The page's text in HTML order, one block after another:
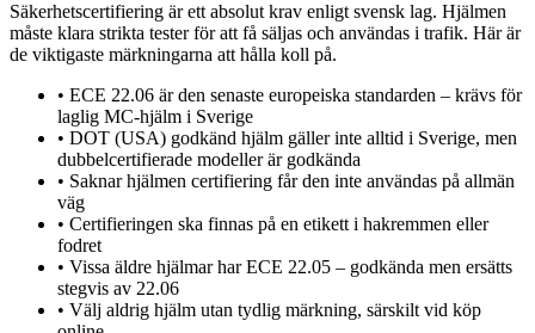
Säkerhetscertifiering är ett absolut krav enligt svensk lag. Hjälmen
måste klara strikta tester för att få säljas och användas i trafik. Här är
de viktigaste märkningarna att hålla koll på.
• ECE 22.06 är den senaste europeiska standarden – krävs för
laglig MC-hjälm i Sverige
• DOT (USA) godkänd hjälm gäller inte alltid i Sverige, men
dubbelcertifierade modeller är godkända
• Saknar hjälmen certifiering får den inte användas på allmän
väg
• Certifieringen ska finnas på en etikett i hakremmen eller
fodret
• Vissa äldre hjälmar har ECE 22.05 – godkända men ersätts
stegvis av 22.06
• Välj aldrig hjälm utan tydlig märkning, särskilt vid köp